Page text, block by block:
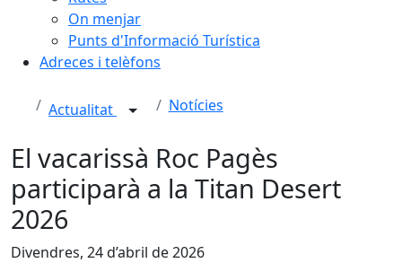
On menjar
Punts d'Informació Turística
Adreces i telèfons
Actualitat Notícies
El vacarissà Roc Pagès
participarà a la Titan Desert
2026
Divendres, 24 d’abril de 2026